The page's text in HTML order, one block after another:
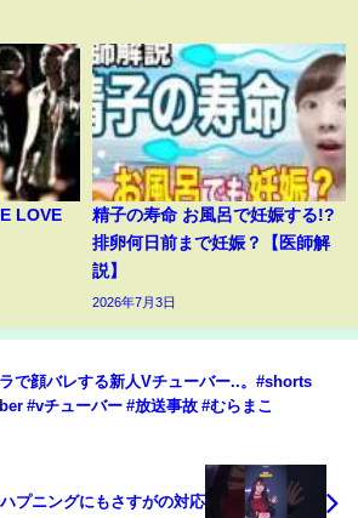
LOVE
精子の寿命 お風呂で妊娠する!?
排卵何日前まで妊娠？【医師解
説】
2026年7月3日
で顔バレする新人Vチューバー..。#shorts
#vチューバー #放送事故 #むらまこ
プニングにもさすがの対応